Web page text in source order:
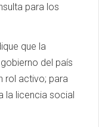
para los
que la
del país
rol activo; para
la licencia social